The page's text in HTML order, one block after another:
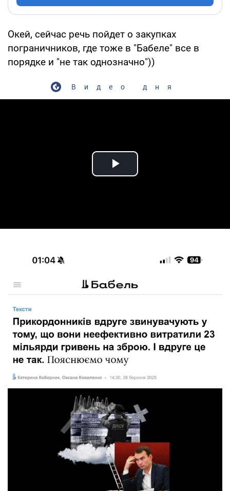
Окей, сейчас речь пойдет о закупках
пограничников, где тоже в "Бабеле" все в
порядке и "не так однозначно"))
Видео дня
Play Video